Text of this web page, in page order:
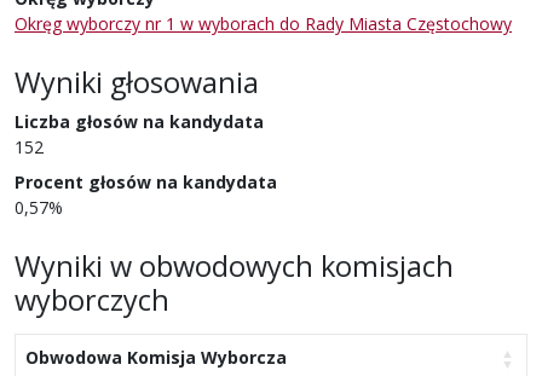
Okręg wyborczy nr 1 w wyborach do Rady Miasta Częstochowy
Wyniki głosowania
Liczba głosów na kandydata
152
Procent głosów na kandydata
0,57%
Wyniki w obwodowych komisjach
wyborczych
Obwodowa Komisja Wyborcza